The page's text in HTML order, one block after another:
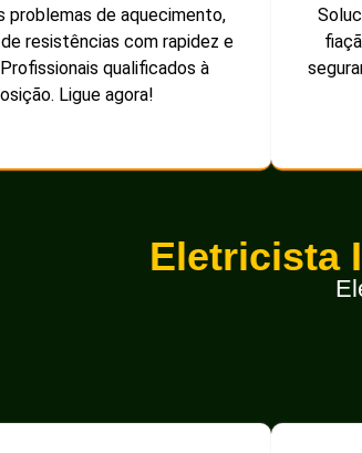
problemas de aquecimento,
resistências com rapidez e
qualificados à
Ligue agora!
Eletricista